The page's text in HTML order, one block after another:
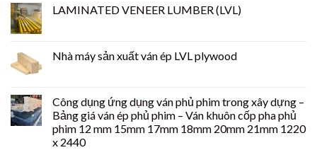
LAMINATED VENEER LUMBER (LVL)
Nhà máy sản xuất ván ép LVL plywood
Công dụng ứng dụng ván phủ phim trong xây dựng –
Bảng giá ván ép phủ phim – Ván khuôn cốp pha phủ
phim 12 mm 15mm 17mm 18mm 20mm 21mm 1220
x 2440